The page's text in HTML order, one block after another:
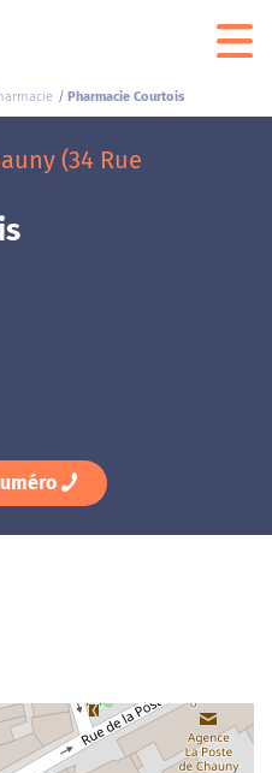
Pharmacie Courtois
(34 Rue